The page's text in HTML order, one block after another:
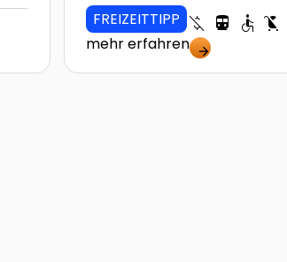
FREIZEITTIPP money_off directions_transit accessible child_friendly
mehr erfahren arrow_forward